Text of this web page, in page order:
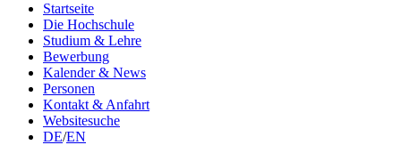
Startseite
Die Hochschule
Studium & Lehre
Bewerbung
Kalender & News
Personen
Kontakt & Anfahrt
Websitesuche
DE/EN